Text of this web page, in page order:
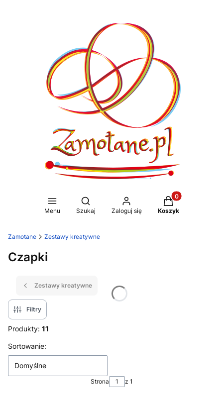
Menu
Otwórz wyszukiwarkę
Szukaj Zaloguj się
Produkty w
Koszyk
Zamotane Zestawy kreatywne
Czapki
Zestawy kreatywne
Filtry
Produkty: 11
Lista produktów
Sortowanie:
Domyślne
Strona z 1